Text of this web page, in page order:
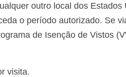
outro local dos Estados
o período autorizado. Se
de Isenção de Vistos
visita.